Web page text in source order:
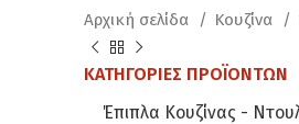
Αρχική σελίδα Κουζίνα
ΚΑΤΗΓΟΡΊΕΣ ΠΡΟΪΌΝΤΩΝ
Έπιπλα Κουζίνας -